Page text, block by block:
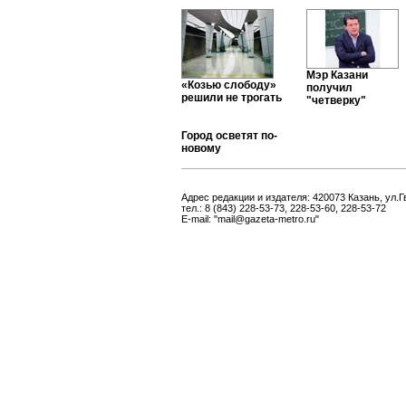
«Козью слободу»
решили не трогать
Мэр Казани
получил
"четверку"
Город осветят по-
новому
Адрес редакции и издателя: 420073 Казань,
тел.: 8 (843) 228-53-73, 228-53-60, 228-53-72
E-mail: "mail@gazeta-metro.ru"